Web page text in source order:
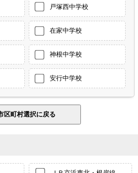
戸塚西中学校
在家中学校
神根中学校
安行中学校